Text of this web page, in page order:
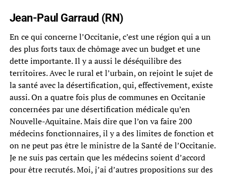
Jean-Paul Garraud (RN)
En ce qui concerne l’Occitanie, c’est une région qui a un
des plus forts taux de chômage avec un budget et une
dette importante. Il y a aussi le déséquilibre des
territoires. Avec le rural et l’urbain, on rejoint le sujet de
la santé avec la désertification, qui, effectivement, existe
aussi. On a quatre fois plus de communes en Occitanie
concernées par une désertification médicale qu’en
Nouvelle-Aquitaine. Mais dire que l’on va faire 200
médecins fonctionnaires, il y a des limites de fonction et
on ne peut pas être le ministre de la Santé de l’Occitanie.
Je ne suis pas certain que les médecins soient d’accord
pour être recrutés. Moi, j’ai d’autres propositions sur des